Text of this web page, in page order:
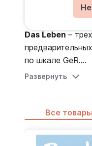
Das
Das Leben –
по шкале GeR.
атмосферу на
Развернуть
Все товары